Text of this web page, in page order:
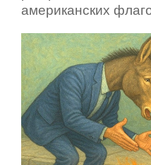
американских